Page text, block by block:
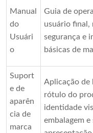
Manual
do
Usuári
o
Guia de
usuário final,
segurança e
básicas de
Suport
e de
aparên
cia de
marca
Aplicação de
rótulo do
identidade
embalagem